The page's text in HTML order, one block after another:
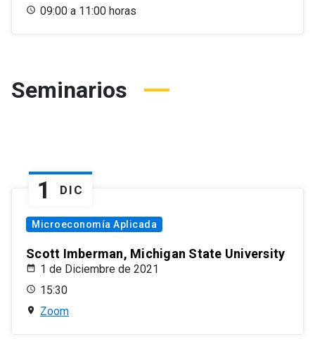
09:00 a 11:00 horas
Seminarios
1 DIC
Microeconomía Aplicada
Scott Imberman, Michigan State University
1 de Diciembre de 2021
15:30
Zoom